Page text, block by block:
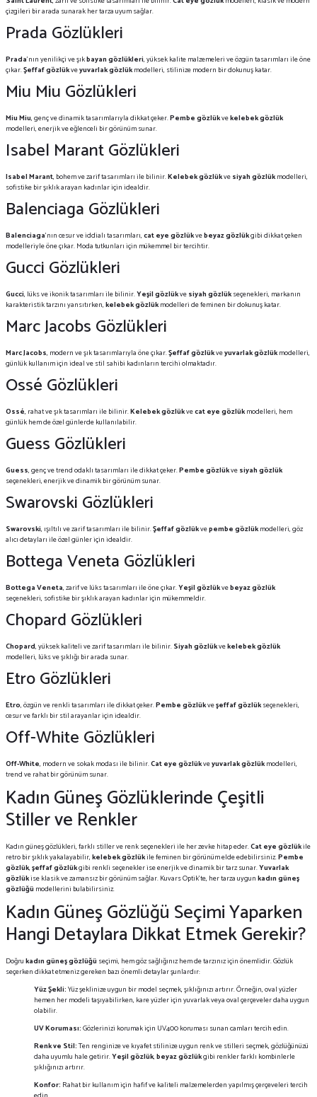
çizgileri bir arada sunarak her tarza uyum sağlar.
Prada Gözlükleri
Prada’nın yenilikçi ve şıkbayan gözlükleri, yüksek kalite malzemeleri ve özgün tasarımları ile öne
çıkar.Şeffaf gözlükveyuvarlak gözlükmodelleri, stilinize modern bir dokunuş katar.
Miu Miu Gözlükleri
Miu Miu, genç ve dinamik tasarımlarıyla dikkat çeker.Pembe gözlükvekelebek gözlük
modelleri, enerjik ve eğlenceli bir görünüm sunar.
Isabel Marant Gözlükleri
Isabel Marant, bohem ve zarif tasarımları ile bilinir.Kelebek gözlükvesiyah gözlükmodelleri,
sofistike bir şıklık arayan kadınlar için idealdir.
Balenciaga Gözlükleri
Balenciaga’nın cesur ve iddialı tasarımları,cat eye gözlükvebeyaz gözlükgibi dikkat çeken
modelleriyle öne çıkar. Moda tutkunları için mükemmel bir tercihtir.
Gucci Gözlükleri
Gucci, lüks ve ikonik tasarımları ile bilinir.Yeşil gözlükvesiyah gözlükseçenekleri, markanın
karakteristik tarzını yansıtırken,kelebek gözlükmodelleri de feminen bir dokunuş katar.
Marc Jacobs Gözlükleri
Marc Jacobs, modern ve şık tasarımlarıyla öne çıkar.Şeffaf gözlükveyuvarlak gözlükmodelleri,
günlük kullanım için ideal ve stil sahibi kadınların tercihi olmaktadır.
Ossé Gözlükleri
Ossé, rahat ve şık tasarımları ile bilinir.Kelebek gözlükvecat eye gözlükmodelleri, hem
günlük hem de özel günlerde kullanılabilir.
Guess Gözlükleri
Guess, genç ve trend odaklı tasarımları ile dikkat çeker.Pembe gözlükvesiyah gözlük
seçenekleri, enerjik ve dinamik bir görünüm sunar.
Swarovski Gözlükleri
Swarovski, ışıltılı ve zarif tasarımları ile bilinir.Şeffaf gözlükvepembe gözlükmodelleri, göz
alıcı detayları ile özel günler için idealdir.
Bottega Veneta Gözlükleri
Bottega Veneta, zarif ve lüks tasarımları ile öne çıkar.Yeşil gözlükvebeyaz gözlük
seçenekleri, sofistike bir şıklık arayan kadınlar için mükemmeldir.
Chopard Gözlükleri
Chopard, yüksek kaliteli ve zarif tasarımları ile bilinir.Siyah gözlükvekelebek gözlük
modelleri, lüks ve şıklığı bir arada sunar.
Etro Gözlükleri
Etro, özgün ve renkli tasarımları ile dikkat çeker.Pembe gözlükveşeffaf gözlükseçenekleri,
cesur ve farklı bir stil arayanlar için idealdir.
Off-White Gözlükleri
Off-White, modern ve sokak modası ile bilinir.Cat eye gözlükveyuvarlak gözlükmodelleri,
trend ve rahat bir görünüm sunar.
Kadın Güneş Gözlüklerinde Çeşitli
Stiller ve Renkler
Kadın güneş gözlükleri, farklı stiller ve renk seçenekleri ile her zevke hitap eder.Cat eye gözlükile
retro bir şıklık yakalayabilir,kelebek gözlükile feminen bir görünüm elde edebilirsiniz.Pembe
gözlük,şeffaf gözlükgibi renkli seçenekler ise enerjik ve dinamik bir tarz sunar.Yuvarlak
gözlükise klasik ve zamansız bir görünüm sağlar. Kuvars Optik’te, her tarza uygunkadın güneş
gözlüğü modellerini bulabilirsiniz.
Kadın Güneş Gözlüğü Seçimi Yaparken
Hangi Detaylara Dikkat Etmek Gerekir?
Doğrukadın güneş gözlüğü seçimi, hem göz sağlığınız hem de tarzınız için önemlidir. Gözlük
seçerken dikkat etmeniz gereken bazı önemli detaylar şunlardır:
Yüz Şekli:Yüz şeklinize uygun bir model seçmek, şıklığınızı artırır. Örneğin, oval yüzler
hemen her modeli taşıyabilirken, kare yüzler için yuvarlak veya oval çerçeveler daha uygun
olabilir.
UV Koruması:Gözlerinizi korumak için UV400 koruması sunan camları tercih edin.
Renk ve Stil:Ten renginize ve kıyafet stilinize uygun renk ve stilleri seçmek, gözlüğünüzü
daha uyumlu hale getirir.Yeşil gözlük,beyaz gözlükgibi renkler farklı kombinlerle
şıklığınızı artırır.
Konfor: Rahat bir kullanım için hafif ve kaliteli malzemelerden yapılmış çerçeveleri tercih